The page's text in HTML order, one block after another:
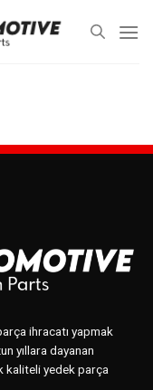
ihracatı yapmak
yıllara dayanan
kaliteli yedek parça